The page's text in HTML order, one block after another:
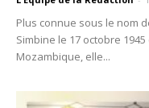
Plus connue sous le nom
Simbine le 17 octobre
Mozambique, elle...